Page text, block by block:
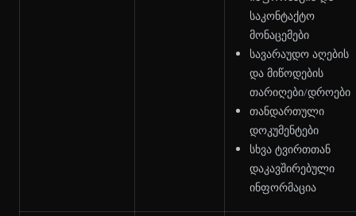
საკონტაქტო
მონაცემები
სავარაუდო აღების
და მიწოდების
თარიღები/დროები
თანდართული
დოკუმენტები
სხვა ტვირთთან
დაკავშირებული
ინფორმაცია